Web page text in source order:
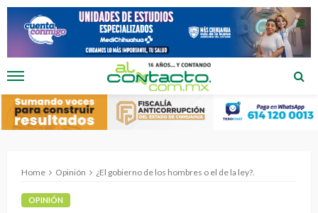
Home Opinión ¿El gobierno de los hombres o el de la ley?.
OPINIÓN